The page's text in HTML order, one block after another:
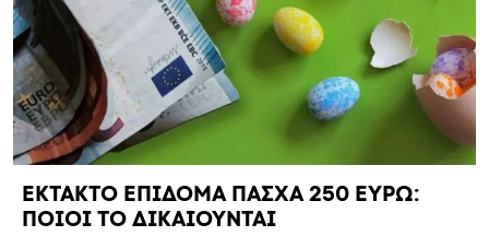
ΕΚΤΑΚΤΟ ΕΠΙΔΟΜΑ ΠΑΣΧΑ 250 ΕΥΡΩ:
ΠΟΙΟΙ ΤΟ ΔΙΚΑΙΟΥΝΤΑΙ